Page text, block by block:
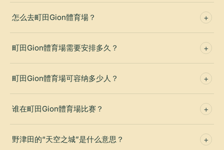
怎么去町田Gion體育場？
町田Gion體育場需要安排多久？
町田Gion體育場可容纳多少人？
谁在町田Gion體育場比赛？
野津田的“天空之城”是什么意思？